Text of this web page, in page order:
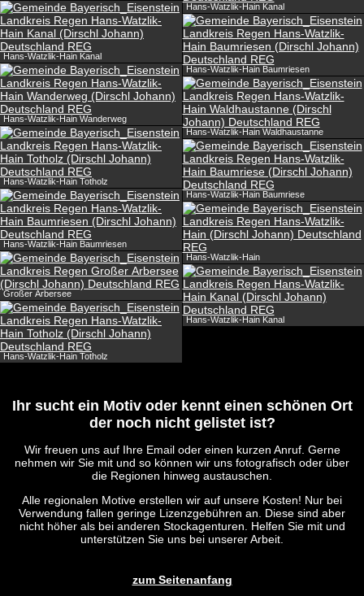
Hans-Watzlik-Hain Kanal
Hans-Watzlik-Hain Wanderweg
Hans-Watzlik-Hain Totholz
Hans-Watzlik-Hain Baumriesen
Großer Arbersee
Hans-Watzlik-Hain Totholz
Hans-Watzlik-Hain Kanal
Hans-Watzlik-Hain Baumriesen
Hans-Watzlik-Hain Waldhaustanne
Hans-Watzlik-Hain Baumriese
Hans-Watzlik-Hain
Hans-Watzlik-Hain Kanal
Ihr sucht ein Motiv oder kennt einen schönen Ort
der noch nicht gelistet ist?
Wir freuen uns auf Ihre Email oder einen kurzen Anruf. Gerne
nehmen wir Sie mit und so können wir uns fotografisch oder über
die Regionen hinweg austauschen.
Alle regionalen Motive erstellen wir auf unsere Kosten! Nur bei
Verwendung fallen geringe Lizenzgebühren an. Diese sind aber
nicht höher als bei anderen Stockagenturen. Helfen Sie mit und
unterstützen Sie uns bei unserer Arbeit.
zum Seitenanfang